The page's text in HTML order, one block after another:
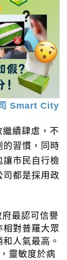
Smart City
繼續肆虐，不
的習慣，同時
讓市民自行檢
司都是採用政
最認可信譽
對普羅大眾
人氣最高。
靈敏度於病